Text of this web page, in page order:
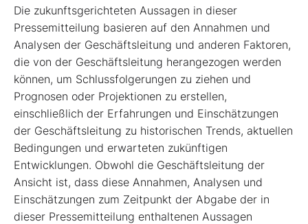
Die zukunftsgerichteten Aussagen in dieser
Pressemitteilung basieren auf den Annahmen und
Analysen der Geschäftsleitung und anderen Faktoren,
die von der Geschäftsleitung herangezogen werden
können, um Schlussfolgerungen zu ziehen und
Prognosen oder Projektionen zu erstellen,
einschließlich der Erfahrungen und Einschätzungen
der Geschäftsleitung zu historischen Trends, aktuellen
Bedingungen und erwarteten zukünftigen
Entwicklungen. Obwohl die Geschäftsleitung der
Ansicht ist, dass diese Annahmen, Analysen und
Einschätzungen zum Zeitpunkt der Abgabe der in
dieser Pressemitteilung enthaltenen Aussagen